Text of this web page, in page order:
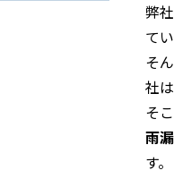
弊
て
そ
社
そ
雨
す。